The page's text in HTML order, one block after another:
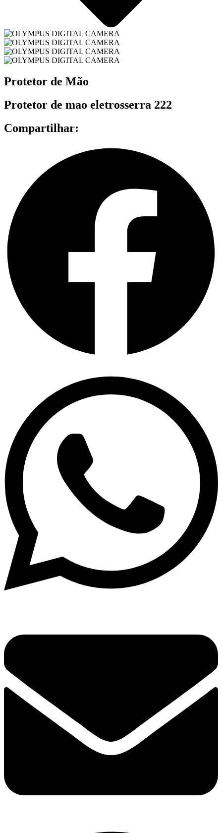
Protetor de Mão
Protetor de mao eletrosserra 222
Compartilhar: